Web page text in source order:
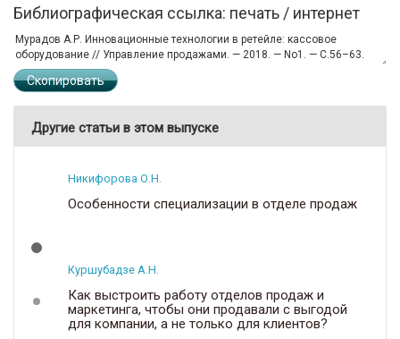
Библиографическая ссылка: печать / интернет
Скопировать
Другие статьи в этом выпуске
Никифорова О.Н.
Особенности специализации в отделе продаж
Куршубадзе А.Н.
Как выстроить работу отделов продаж и
маркетинга, чтобы они продавали с выгодой
для компании, а не только для клиентов?